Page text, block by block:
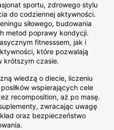
sportu, zdrowego stylu
do codziennej aktywności.
siłowego, budowania
metod poprawy kondycji.
fitnesssem, jak i
które pozwalają
krótszym czasie.
wiedzą o diecie, liczeniu
wspierających cele
recomposition, aż po masę.
zwracając uwagę
oraz bezpieczeństwo